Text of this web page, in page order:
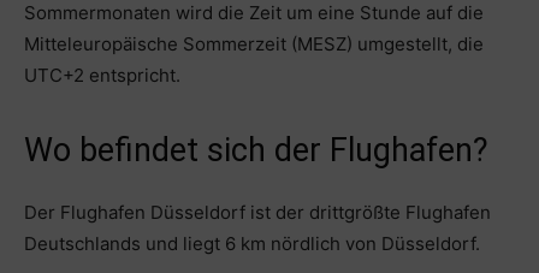
Sommermonaten wird die Zeit um eine Stunde auf die
Mitteleuropäische Sommerzeit (MESZ) umgestellt, die
UTC+2 entspricht.
Wo befindet sich der Flughafen?
Der Flughafen Düsseldorf ist der drittgrößte Flughafen
Deutschlands und liegt 6 km nördlich von Düsseldorf.